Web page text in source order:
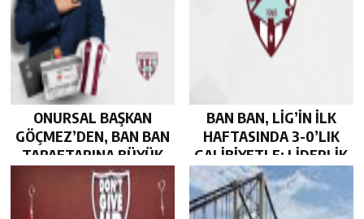
ONURSAL BAŞKAN
GÖÇMEZ’DEN, BAN BAN
TARAFTARINA BÜYÜK
JEST…
BAN BAN, LİG’İN İLK
HAFTASINDA 3-0’LIK
GALİBİYETLE; LİDERLİK
KOLTUĞUNDA…